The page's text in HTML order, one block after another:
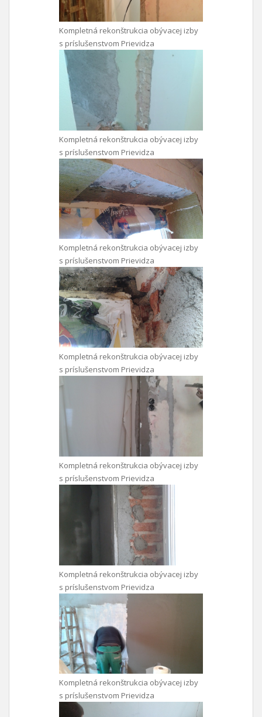
Kompletná rekonštrukcia obývacej izby
s príslušenstvom Prievidza
Kompletná rekonštrukcia obývacej izby
s príslušenstvom Prievidza
Kompletná rekonštrukcia obývacej izby
s príslušenstvom Prievidza
Kompletná rekonštrukcia obývacej izby
s príslušenstvom Prievidza
Kompletná rekonštrukcia obývacej izby
s príslušenstvom Prievidza
Kompletná rekonštrukcia obývacej izby
s príslušenstvom Prievidza
Kompletná rekonštrukcia obývacej izby
s príslušenstvom Prievidza